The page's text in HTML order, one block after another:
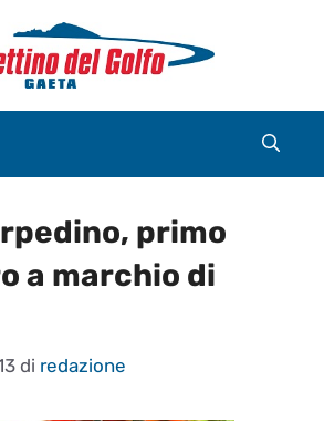
primo
a marchio di
di redazione